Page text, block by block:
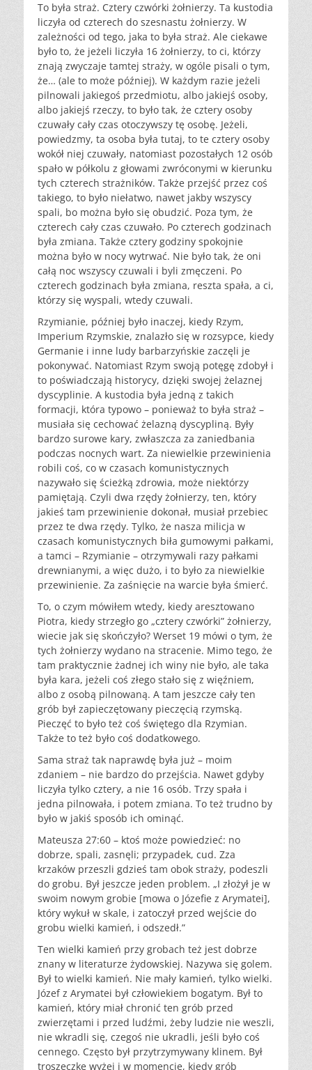
To była straż. Cztery czwórki żołnierzy. Ta kustodia
liczyła od czterech do szesnastu żołnierzy. W
zależności od tego, jaka to była straż. Ale ciekawe
było to, że jeżeli liczyła 16 żołnierzy, to ci, którzy
znają zwyczaje tamtej straży, w ogóle pisali o tym,
że… (ale to może później). W każdym razie jeżeli
pilnowali jakiegoś przedmiotu, albo jakiejś osoby,
albo jakiejś rzeczy, to było tak, że cztery osoby
czuwały cały czas otoczywszy tę osobę. Jeżeli,
powiedzmy, ta osoba była tutaj, to te cztery osoby
wokół niej czuwały, natomiast pozostałych 12 osób
spało w półkolu z głowami zwróconymi w kierunku
tych czterech strażników. Także przejść przez coś
takiego, to było niełatwo, nawet jakby wszyscy
spali, bo można było się obudzić. Poza tym, że
czterech cały czas czuwało. Po czterech godzinach
była zmiana. Także cztery godziny spokojnie
można było w nocy wytrwać. Nie było tak, że oni
całą noc wszyscy czuwali i byli zmęczeni. Po
czterech godzinach była zmiana, reszta spała, a ci,
którzy się wyspali, wtedy czuwali.
Rzymianie, później było inaczej, kiedy Rzym,
Imperium Rzymskie, znalazło się w rozsypce, kiedy
Germanie i inne ludy barbarzyńskie zaczęli je
pokonywać. Natomiast Rzym swoją potęgę zdobył i
to poświadczają historycy, dzięki swojej żelaznej
dyscyplinie. A kustodia była jedną z takich
formacji, która typowo – ponieważ to była straż –
musiała się cechować żelazną dyscypliną. Były
bardzo surowe kary, zwłaszcza za zaniedbania
podczas nocnych wart. Za niewielkie przewinienia
robili coś, co w czasach komunistycznych
nazywało się ścieżką zdrowia, może niektórzy
pamiętają. Czyli dwa rzędy żołnierzy, ten, który
jakieś tam przewinienie dokonał, musiał przebiec
przez te dwa rzędy. Tylko, że nasza milicja w
czasach komunistycznych biła gumowymi pałkami,
a tamci – Rzymianie – otrzymywali razy pałkami
drewnianymi, a więc dużo, i to było za niewielkie
przewinienie. Za zaśnięcie na warcie była śmierć.
To, o czym mówiłem wtedy, kiedy aresztowano
Piotra, kiedy strzegło go „cztery czwórki” żołnierzy,
wiecie jak się skończyło? Werset 19 mówi o tym, że
tych żołnierzy wydano na stracenie. Mimo tego, że
tam praktycznie żadnej ich winy nie było, ale taka
była kara, jeżeli coś złego stało się z więźniem,
albo z osobą pilnowaną. A tam jeszcze cały ten
grób był zapieczętowany pieczęcią rzymską.
Pieczęć to było też coś świętego dla Rzymian.
Także to też było coś dodatkowego.
Sama straż tak naprawdę była już – moim
zdaniem – nie bardzo do przejścia. Nawet gdyby
liczyła tylko cztery, a nie 16 osób. Trzy spała i
jedna pilnowała, i potem zmiana. To też trudno by
było w jakiś sposób ich ominąć.
Mateusza 27:60 – ktoś może powiedzieć: no
dobrze, spali, zasnęli; przypadek, cud. Zza
krzaków przeszli gdzieś tam obok straży, podeszli
do grobu. Był jeszcze jeden problem. „I złożył je w
swoim nowym grobie [mowa o Józefie z Arymatei],
który wykuł w skale, i zatoczył przed wejście do
grobu wielki kamień, i odszedł.”
Ten wielki kamień przy grobach też jest dobrze
znany w literaturze żydowskiej. Nazywa się golem.
Był to wielki kamień. Nie mały kamień, tylko wielki.
Józef z Arymatei był człowiekiem bogatym. Był to
kamień, który miał chronić ten grób przed
zwierzętami i przed ludźmi, żeby ludzie nie weszli,
nie wkradli się, czegoś nie ukradli, jeśli było coś
cennego. Często był przytrzymywany klinem. Był
troszeczkę wyżej i w momencie, kiedy grób